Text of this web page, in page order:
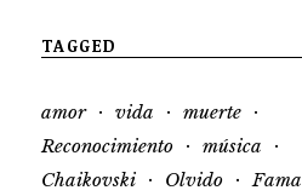
TAGGED
amor · vida · muerte ·
Reconocimiento · música ·
Chaikovski · Olvido · Fama